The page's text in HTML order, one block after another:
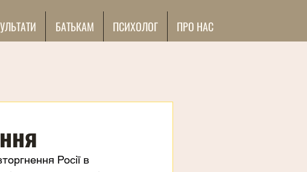
БАТЬКАМ ПСИХОЛОГ ПРО НАС
Росії в